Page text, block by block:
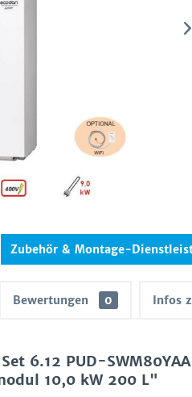
Zubehör & Montage-
Bewertungen 0 Infos
6.12 PUD-
10,0 kW 200 L"